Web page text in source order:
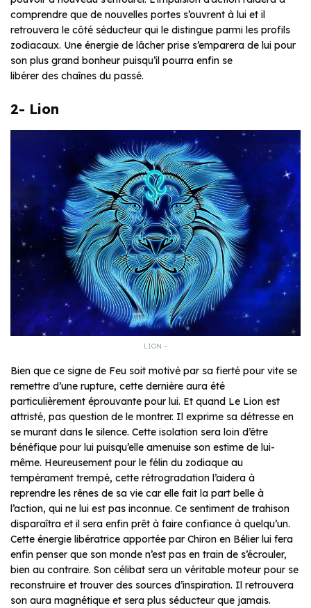
comprendre que de nouvelles portes s’ouvrent à lui et il
retrouvera le côté séducteur qui le distingue parmi les profils
zodiacaux. Une énergie de lâcher prise s’emparera de lui pour
son plus grand bonheur puisqu’il pourra enfin se
libérer des chaînes du passé.
2- Lion
LION –
Bien que ce signe de Feu soit motivé par sa fierté pour vite se
remettre d’une rupture, cette dernière aura été
particulièrement éprouvante pour lui. Et quand Le Lion est
attristé, pas question de le montrer. Il exprime sa détresse en
se murant dans le silence. Cette isolation sera loin d’être
bénéfique pour lui puisqu’elle amenuise son estime de lui-
même. Heureusement pour le félin du zodiaque au
tempérament trempé, cette rétrogradation l’aidera à
reprendre les rênes de sa vie car elle fait la part belle à
l’action, qui ne lui est pas inconnue. Ce sentiment de trahison
disparaîtra et il sera enfin prêt à faire confiance à quelqu’un.
Cette énergie libératrice apportée par Chiron en Bélier lui fera
enfin penser que son monde n’est pas en train de s’écrouler,
bien au contraire. Son célibat sera un véritable moteur pour se
reconstruire et trouver des sources d’inspiration. Il retrouvera
son aura magnétique et sera plus séducteur que jamais.